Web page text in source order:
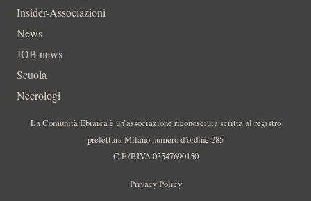
Insider-Associazioni
News
JOB news
Scuola
Necrologi
La Comunità Ebraica è un’associazione riconosciuta scritta al registro
prefettura Milano numero d’ordine 285
C.F./P.IVA 03547690150
Privacy Policy